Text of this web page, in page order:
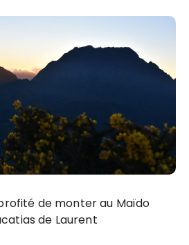
de Laurent